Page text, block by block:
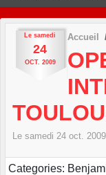
Le samedi
24
OCT. 2009
Accueil
Le samedi 24 oct. 2009
Categories: